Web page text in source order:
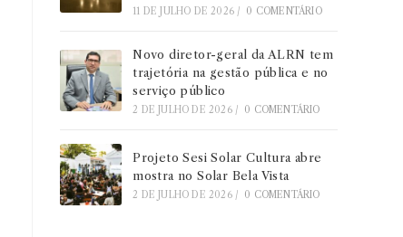
11 DE JULHO DE 2026 / 0 COMENTÁRIO
Novo diretor-geral da ALRN tem
trajetória na gestão pública e no
serviço público
2 DE JULHO DE 2026 / 0 COMENTÁRIO
Projeto Sesi Solar Cultura abre
mostra no Solar Bela Vista
2 DE JULHO DE 2026 / 0 COMENTÁRIO